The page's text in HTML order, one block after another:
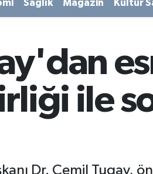
Sağlık Magazin Kültür
ile
Dr. Cemil Tugay,